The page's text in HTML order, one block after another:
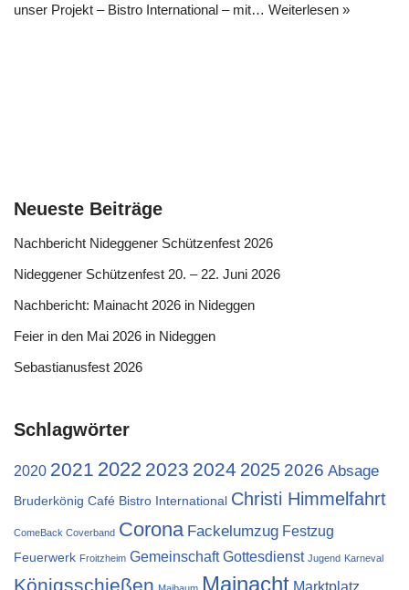
unser Projekt – Bistro International – mit… Weiterlesen »
Neueste Beiträge
Nachbericht Nideggener Schützenfest 2026
Nideggener Schützenfest 20. – 22. Juni 2026
Nachbericht: Mainacht 2026 in Nideggen
Feier in den Mai 2026 in Nideggen
Sebastianusfest 2026
Schlagwörter
2020 2021 2022 2023 2024 2025 2026 Absage
Bruderkönig Café Bistro International Christi Himmelfahrt
ComeBack Coverband Corona Fackelumzug Festzug
Feuerwerk Froitzheim Gemeinschaft Gottesdienst Jugend Karneval
Königsschießen Mainacht Marktplatz